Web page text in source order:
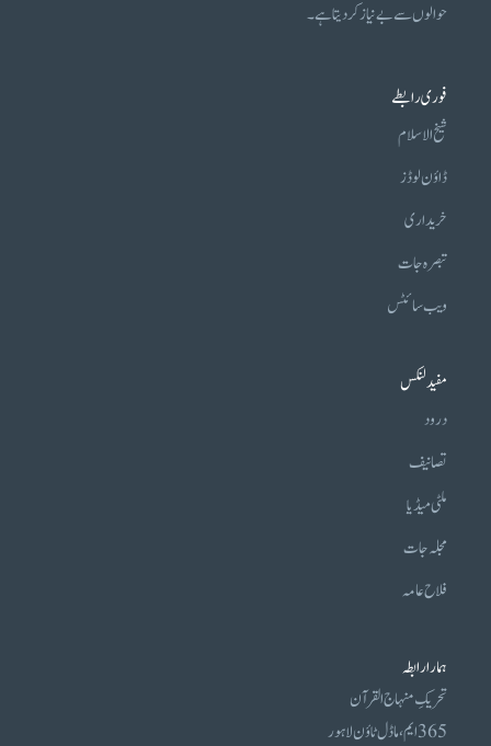
حوالوں سے بے نیاز کر دیتا ہے۔
فوری رابطے
شیخ الاسلام
ڈاؤن لوڈز
خریداری
تبصرہ جات
ویب سائٹس
مفید لنکس
درود
تصانیف
ملٹی میڈیا
مجلہ جات
فلاح عامہ
ہمارا رابطہ
تحریکِ منہاج القرآن
365 ایم، ماڈل ٹاؤن لاہور